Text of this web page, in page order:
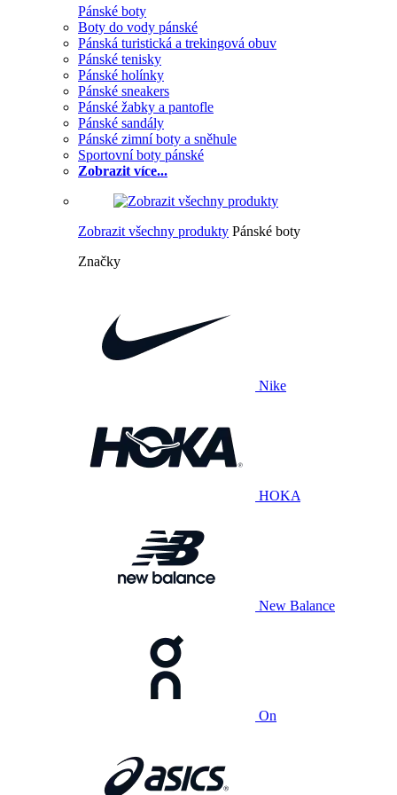
Pánské boty
Boty do vody pánské
Pánská turistická a trekingová obuv
Pánské tenisky
Pánské holínky
Pánské sneakers
Pánské žabky a pantofle
Pánské sandály
Pánské zimní boty a sněhule
Sportovní boty pánské
Zobrazit více...
Zobrazit všechny produkty Pánské boty
Značky
Nike
HOKA
New Balance
On